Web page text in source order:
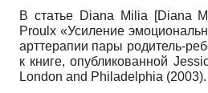
В статье Diana Milia [Diana
Proulx «Усиление
арттерапии пары родитель-
к книге, опубликованной
London and Philadelphia (2003).